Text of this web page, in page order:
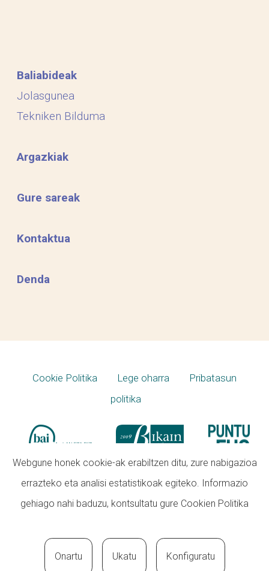
Baliabideak
Jolasgunea
Tekniken Bilduma
Argazkiak
Gure sareak
Kontaktua
Denda
Cookie Politika Lege oharra
Pribatasun
politika
Webgune honek cookie-ak erabiltzen ditu, zure nabigazioa
errazteko eta analisi estatistikoak egiteko. Informazio
gehiago nahi baduzu, kontsultatu gure Cookien Politika
Onartu Ukatu Konfiguratu